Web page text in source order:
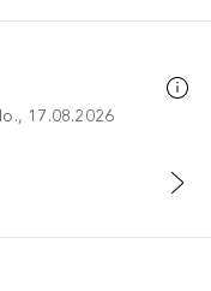
17.08.2026